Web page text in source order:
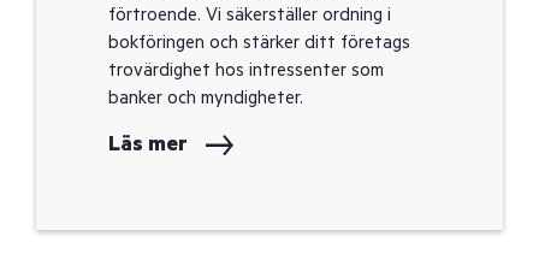
förtroende. Vi säkerställer ordning i
bokföringen och stärker ditt företags
trovärdighet hos intressenter som
banker och myndigheter.
Läs mer